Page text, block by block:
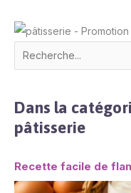
Dans la
pâtisserie
Recette facile de